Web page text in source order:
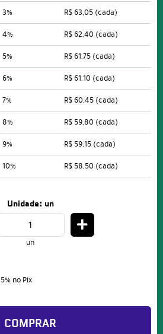
3% R$ 63,05 (cada)
4% R$ 62,40 (cada)
5% R$ 61,75 (cada)
6% R$ 61,10 (cada)
7% R$ 60,45 (cada)
8% R$ 59,80 (cada)
9% R$ 59,15 (cada)
10% R$ 58,50 (cada)
Unidade: un
un
5% no Pix
COMPRAR